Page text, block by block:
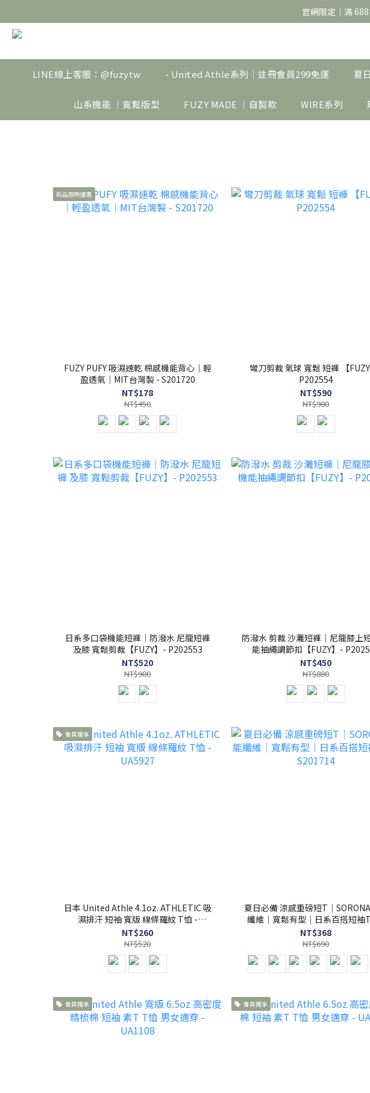
官網限定｜滿
官網限定｜滿
官網限定｜滿
LINE線上客服：@fuzytw - United Athle系列｜註冊會員299免運 夏
山系機能 ｜寬鬆版型 FUZY MADE ｜自製款 WIRE系列
新品限時優惠
FUZY PUFY 吸濕速乾 棉感機能背心｜輕
盈透氣｜MIT台灣製 - S201720
NT$178
NT$450
彎刀剪裁 氣球 寬鬆 短褲 【
P202554
NT$590
NT$980
日系多口袋機能短褲｜防潑水 尼龍短褲
及膝 寬鬆剪裁【FUZY】- P202553
NT$520
NT$980
防潑水 剪裁 沙灘短褲｜尼龍膝上
能抽繩調節扣【FUZY】-
NT$450
NT$880
會員獨享
日本 United Athle 4.1oz. ATHLETIC 吸
濕排汗 短袖 寬版 線條羅紋 T恤 -
UA5927
NT$260
NT$520
夏日必備 涼感重磅短T｜
纖維｜寬鬆有型｜日系百搭短袖
S201714
NT$368
NT$690
會員獨享 會員獨享